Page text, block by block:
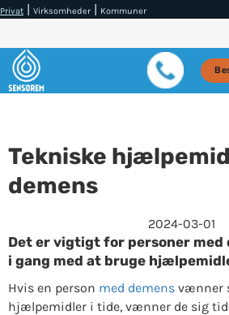
Privat | Virksomheder | Kommuner
Tekniske
demens
2024-03-01
Det er vigtigt for personer med
i gang med at bruge
Hvis en person med demensvænner
hjælpemidler i tide, vænner de sig